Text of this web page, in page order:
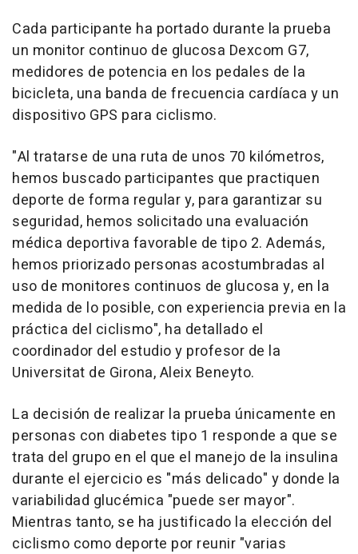
Cada participante ha portado durante la prueba
un monitor continuo de glucosa Dexcom G7,
medidores de potencia en los pedales de la
bicicleta, una banda de frecuencia cardíaca y un
dispositivo GPS para ciclismo.
"Al tratarse de una ruta de unos 70 kilómetros,
hemos buscado participantes que practiquen
deporte de forma regular y, para garantizar su
seguridad, hemos solicitado una evaluación
médica deportiva favorable de tipo 2. Además,
hemos priorizado personas acostumbradas al
uso de monitores continuos de glucosa y, en la
medida de lo posible, con experiencia previa en la
práctica del ciclismo", ha detallado el
coordinador del estudio y profesor de la
Universitat de Girona, Aleix Beneyto.
La decisión de realizar la prueba únicamente en
personas con diabetes tipo 1 responde a que se
trata del grupo en el que el manejo de la insulina
durante el ejercicio es "más delicado" y donde la
variabilidad glucémica "puede ser mayor".
Mientras tanto, se ha justificado la elección del
ciclismo como deporte por reunir "varias